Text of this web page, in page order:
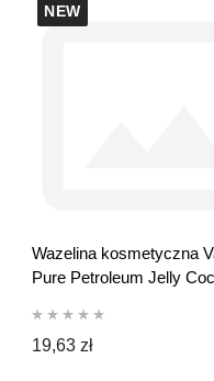
NEW
Wazelina kosmetyczna
Pure Petroleum Jelly
19,63 zł